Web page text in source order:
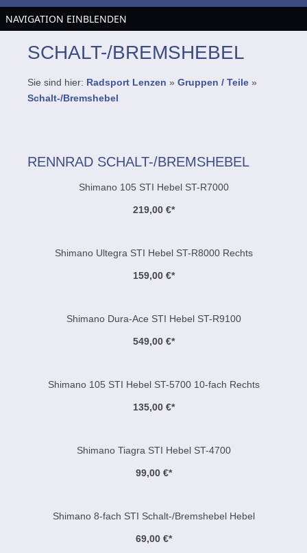
NAVIGATION EINBLENDEN
SCHALT-/BREMSHEBEL
Sie sind hier: Radsport Lenzen » Gruppen / Teile »
Schalt-/Bremshebel
RENNRAD SCHALT-/BREMSHEBEL
Shimano 105 STI Hebel ST-R7000
219,00 €*
Shimano Ultegra STI Hebel ST-R8000 Rechts
159,00 €*
Shimano Dura-Ace STI Hebel ST-R9100
549,00 €*
Shimano 105 STI Hebel ST-5700 10-fach Rechts
135,00 €*
Shimano Tiagra STI Hebel ST-4700
99,00 €*
Shimano 8-fach STI Schalt-/Bremshebel Hebel
69,00 €*